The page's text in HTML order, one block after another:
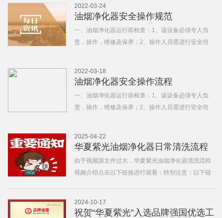
保其正常运行和有效净化效果。安装油烟净化器是非
2022-03-24
油烟净化器安全操作规范
一、油烟净化器运行前检查：1、该设备必须专人负
责，操作，维修及保养；2、操作人员需进行安全培
练掌握操作规程，并严格按照操作规程进行操作；3、
2022-03-18
油烟净化器安全操作流程
一、油烟净化器运行前检查：1、该设备必须专人负
责，操作，维修及保养；2、操作人员需进行安全培
练掌握操作规程，并严格按照操作规程进行操作；3、
2025-04-22
华夏紫光油烟净化器日常清洗流程
视频介绍
由于视频源文件过大，华夏紫光油烟净化器清洗流程
视频介绍点击以下链接进行观看：特别注意：以下链
家技术人员，联系方式：010-6783-2078。https://
2024-10-17
祝贺“华夏紫光”入选品牌强国优选工